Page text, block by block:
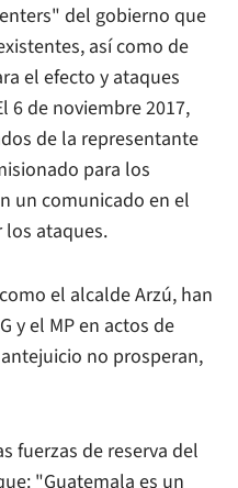
del gobierno que
así como de
el efecto y ataques
6 de noviembre 2017,
de la representante
para los
un comunicado en el
los ataques.
el alcalde Arzú, han
y el MP en actos de
no prosperan,
fuerzas de reserva del
"Guatemala es un